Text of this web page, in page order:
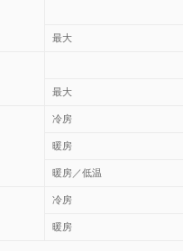
最大
最大
冷房
暖房
暖房／低温
冷房
暖房